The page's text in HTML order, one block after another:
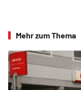
Mehr zum Thema